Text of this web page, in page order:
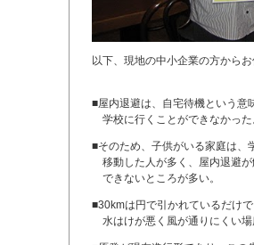
以下、現地の中小企業の方から
■屋内退避は、自宅待機という意
学校に行くことができなかった
■そのため、子供がいる家庭は、
移動した人が多く、屋内退避
できないところが多い。
■30kmは円で引かれているだけ
水はけが悪く風が通りにくい場